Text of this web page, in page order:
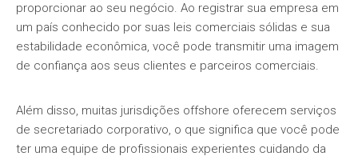
proporcionar ao seu negócio. Ao registrar sua empresa em
um país conhecido por suas leis comerciais sólidas e sua
estabilidade econômica, você pode transmitir uma imagem
de confiança aos seus clientes e parceiros comerciais.
Além disso, muitas jurisdições offshore oferecem serviços
de secretariado corporativo, o que significa que você pode
ter uma equipe de profissionais experientes cuidando da